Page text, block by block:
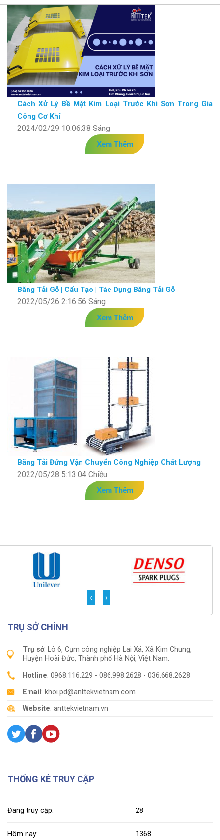
Cách Xử Lý Bề Mặt Kim Loại Trước Khi Sơn Trong Gia
Công Cơ Khí
2024/02/29 10:06:38 Sáng
Xem Thêm
Băng Tải Gỗ | Cấu Tạo | Tác Dụng Băng Tải Gỗ
2022/05/26 2:16:56 Sáng
Xem Thêm
Băng Tải Đứng Vận Chuyển Công Nghiệp Chất Lượng
2022/05/28 5:13:04 Chiều
Xem Thêm
‹ ›
TRỤ SỞ CHÍNH
Trụ sở: Lô 6, Cụm công nghiệp Lai Xá, Xã Kim Chung,
Huyện Hoài Đức, Thành phố Hà Nội, Việt Nam.
Hotline: 0968.116.229 - 086.998.2628 - 036.668.2628
Email : khoi.pd@anttekvietnam.com
Website: anttekvietnam.vn
THỐNG KÊ TRUY CẬP
Đang truy cập: 28
Hôm nay: 1368